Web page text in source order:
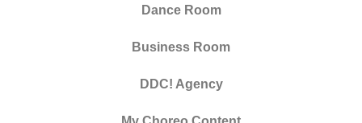
Dance Room
Business Room
DDC! Agency